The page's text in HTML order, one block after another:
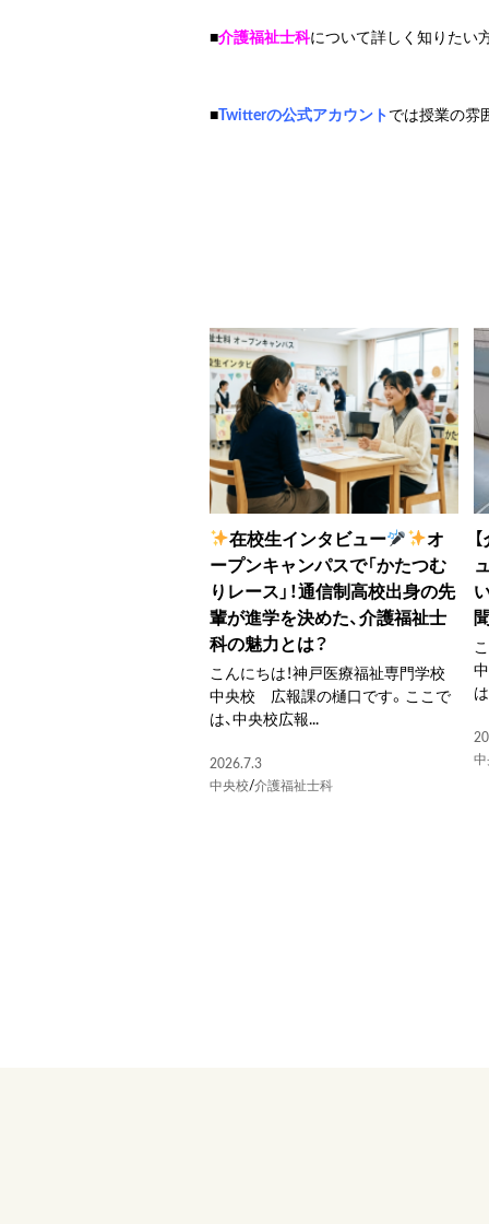
■介護福祉士科について詳しく知りたい
■Twitterの公式アカウントでは授業の雰
在校生インタビュー
オ
ープンキャンパスで「かたつむ
りレース」！通信制高校出身の先
輩が進学を決めた、介護福祉士
科の魅力とは？
こんにちは！神戸医療福祉専門学校
中央校 広報課の樋口です。ここで
は、中央校広報...
2026.7.3
中央校/介護福祉士科